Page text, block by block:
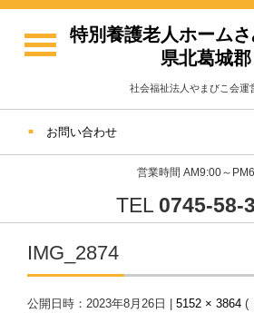
特別養護老人ホーム
県北葛城郡
社会福祉法人やまびこ会運
お問い合わせ
営業時間 AM9:00～
TEL 0745-58-
IMG_2874
公開日時： 2023年8月26日 5152 × 3864 (